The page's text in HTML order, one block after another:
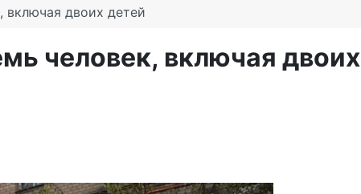
включая двоих детей
человек, включая